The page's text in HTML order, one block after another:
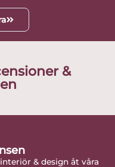
&
& design åt våra